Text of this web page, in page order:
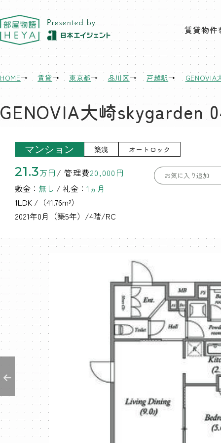
東京 部屋物語
賃貸物件
HOME 賃貸 東京都 品川区 戸越駅 GENOVIA
GENOVIA大崎skygarden
マンション 築浅 オートロック
お気に入り追加
21.3万円 / 管理費20,000円
敷金： 無し / 礼金： 1ヵ月
1LDK /（41.76m²）
2021年0月（築5年）/4階/RC